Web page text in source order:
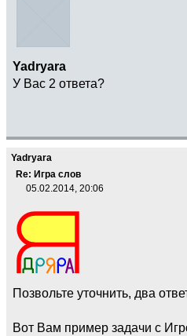
Yadryara
У Вас 2 ответа?
Yadryara
Re: Игра слов
05.02.2014, 20:06
Позвольте уточнить, два
Вот Вам пример задачи с